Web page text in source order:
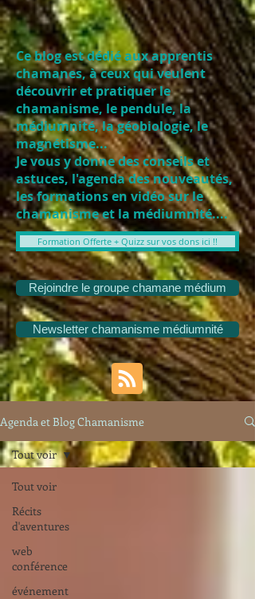
Ce blog est dédié aux apprentis
chamanes, à ceux qui veulent
découvrir et pratiquer le
chamanisme, le pendule, la
médiumnité, la géobiologie, le
magnétisme...
Je vous y donne des conseils et
astuces, l'agenda des nouveautés,
les formations en vidéo sur le
chamanisme et la médiumnité....
Formation Offerte + Quizz sur vos dons ici !!
Rejoindre le groupe chamane médium
Newsletter chamanisme médiumnité
Agenda et Blog Chamanisme
Tout voir
Récits
d'aventures
web
conférence
événement
Tout voir